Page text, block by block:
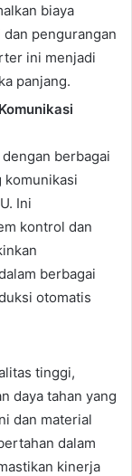
biaya
pengurangan
ini menjadi
panjang.
berbagai
komunikasi
Ini
kontrol dan
berbagai
otomatis
tinggi,
daya tahan yang
dan material
dalam
kinerja